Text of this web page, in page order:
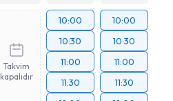
Takvim
kapalıdır
10:00
10:30
11:00
11:30
10:00
10:30
11:00
11:30